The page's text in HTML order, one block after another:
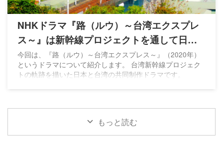
NHKドラマ『路（ルウ）～台湾エクスプレ
ス～』は新幹線プロジェクトを通して日台
の絆を描く
今回は、『路（ルウ）～台湾エクスプレス～』（2020年）
というドラマについて紹介します。 台湾新幹線プロジェク
トの軌跡を描いた日本と台湾の共同制作ドラマです。
もっと読む